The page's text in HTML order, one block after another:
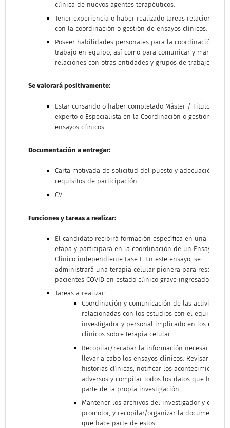
clínica de nuevos agentes terapéuticos.
Tener experiencia o haber realizado tareas relacionadas
con la coordinación o gestión de ensayos clínicos.
Poseer habilidades personales para la coordinación y el
trabajo en equipo, así como para comunicar y mantener
relaciones con otras entidades y grupos de trabajo.
Se valorará positivamente:
Estar cursando o haber completado Máster / Titulo de
experto o Especialista en la Coordinación o gestión de
ensayos clínicos.
Documentación a entregar:
Carta motivada de solicitud del puesto y adecuación a
requisitos de participación.
CV
Funciones y tareas a realizar:
El candidato recibirá formación específica en una
etapa y participará en la coordinación de un Ensayo
Clínico independiente Fase I. En este ensayo, se
administrará una terapia celular pionera para rescatar
pacientes COVID en estado clínico grave ingresados en
Tareas a realizar:
Coordinación y comunicación de las actividades
relacionadas con los estudios con el equipo
investigador y personal implicado en los
clínicos sobre terapia celular.
Recopilar/recabar la información necesaria para
llevar a cabo los ensayos clínicos. Revisar
historias clínicas, notificar los acontecimientos
adversos y compilar todos los datos que hacen
parte de la propia investigación.
Mantener los archivos del investigador y del
promotor, y recopilar/organizar la
que hace parte de estos.